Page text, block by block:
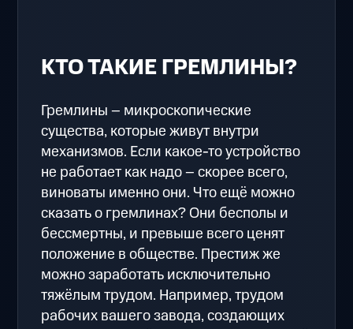
КТО ТАКИЕ ГРЕМЛИНЫ?
Гремлины – микроскопические
существа, которые живут внутри
механизмов. Если какое-то устройство
не работает как надо – скорее всего,
виноваты именно они. Что ещё можно
сказать о гремлинах? Они бесполы и
бессмертны, и превыше всего ценят
положение в обществе. Престиж же
можно заработать исключительно
тяжёлым трудом. Например, трудом
рабочих вашего завода, создающих